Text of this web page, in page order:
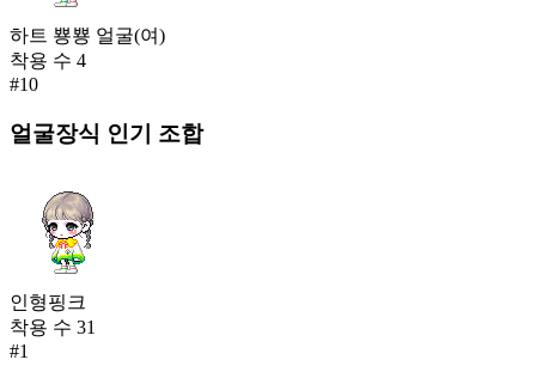
하트 뿅뿅 얼굴(여)
착용 수 4
#10
얼굴장식 인기 조합
인형핑크
착용 수 31
#1